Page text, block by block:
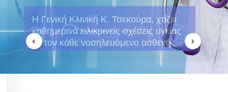
Η Γενική Κλινική Κ. Τσεκούρα, χτίζει
καθημερινά ειλικρινείς σχέσεις υγείας
με τον κάθε νοσηλευόμενο ασθενή
που στηρίζονται στη βασική μας
επιδίωξη, την άρτια και ποιοτική